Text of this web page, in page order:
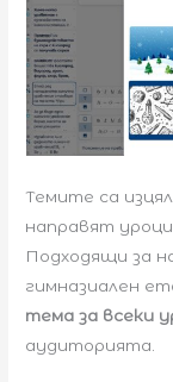
Темите са
направят
Подходящи за
гимназиален
тема за всеки
аудиторията.